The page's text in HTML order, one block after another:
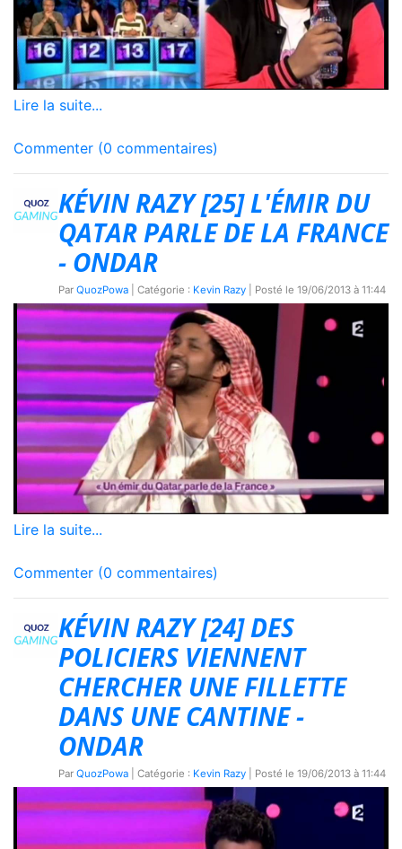
Lire la suite...
Commenter (0 commentaires)
KÉVIN RAZY [25] L'ÉMIR DU
QATAR PARLE DE LA FRANCE
- ONDAR
Par QuozPowa | Catégorie : Kevin Razy | Posté le 19/06/2013 à 11:44
Lire la suite...
Commenter (0 commentaires)
KÉVIN RAZY [24] DES
POLICIERS VIENNENT
CHERCHER UNE FILLETTE
DANS UNE CANTINE -
ONDAR
Par QuozPowa | Catégorie : Kevin Razy | Posté le 19/06/2013 à 11:44